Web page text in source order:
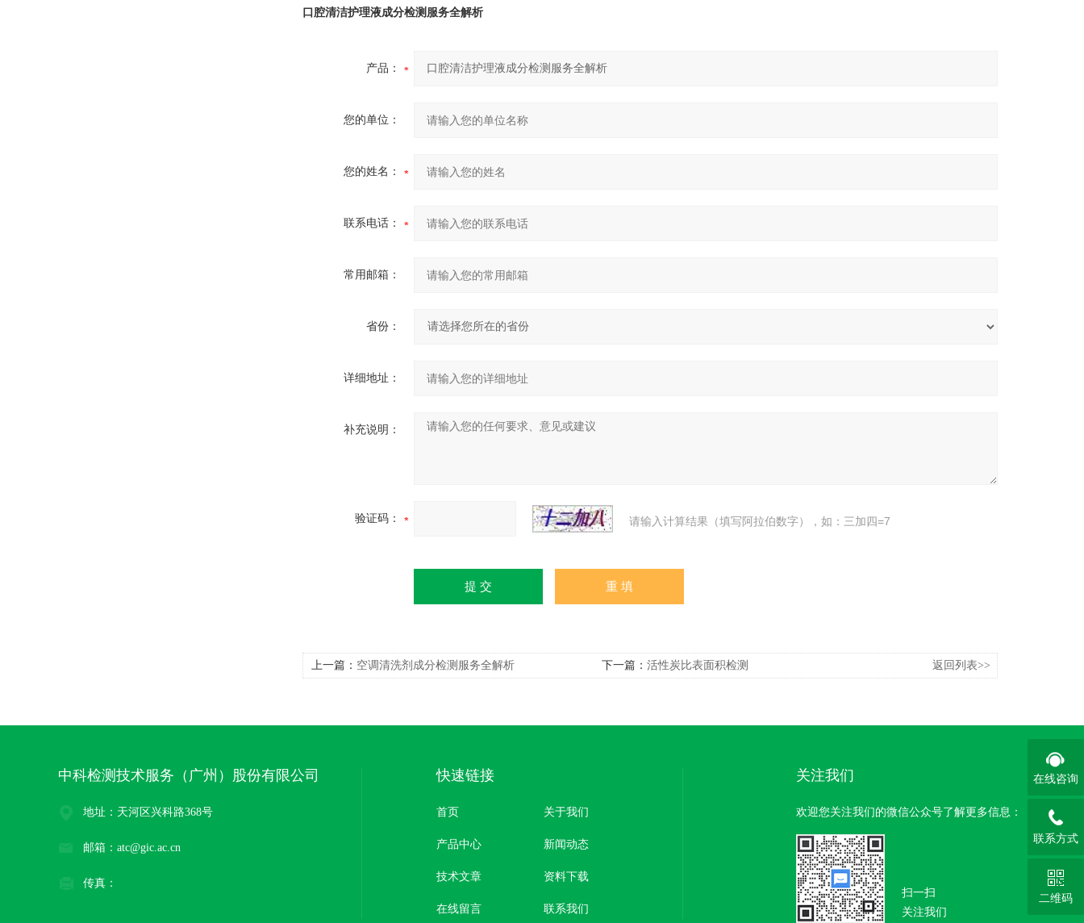
口腔清洁护理液成分检测服务全解析
产品：
您的单位：
您的姓名：
联系电话：
常用邮箱：
省份：
详细地址：
补充说明：
验证码： 请输入计算结果（填写阿拉伯数字），如：三加四=7
上一篇： 空调清洗剂成分检测服务全解析 下一篇： 活性炭比表面积检测 返回列表>>
中科检测技术服务（广州）股份有限公司
地址：天河区兴科路368号
邮箱：atc@gic.ac.cn
传真：
快速链接
首页 关于我们
产品中心 新闻动态
技术文章 资料下载
在线留言 联系我们
关注我们
欢迎您关注我们的微信公众号了解更多信息：
扫一扫
关注我们
在线咨询
联系方式
二维码